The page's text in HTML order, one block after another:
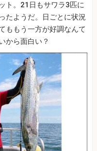
ト。21日もサワラ3匹に
たようだ。日ごとに状況
ももう一方が好調なんて
から面白い？